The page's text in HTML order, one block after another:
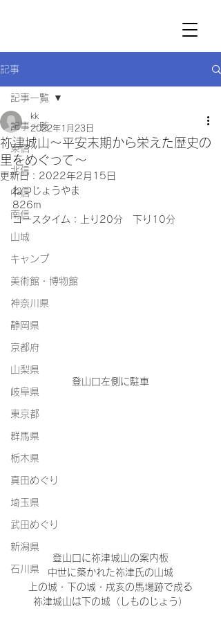
記事
記事一覧
東信
北信
中信
南信
山城
キャンプ
美術館・博物館
神奈川県
静岡県
京都府
山梨県
岐阜県
東京都
群馬県
栃木県
真田めぐり
埼玉県
武田めぐり
新潟県
石川県
記事一覧
祢津城山～平安末期から栄えた歴史の
里をめぐって～
kk
2022年1月23日
更新日： 2022年2月15日
ねつじょうやま
826m
コースタイム：上り20分　下り10分
登山口左側に駐車
登山口に祢津城山の案内板
中世に築かれた祢津氏の山城
上の城・下の城・戌亥の馬場跡で成る
祢津城山は下の城（しものじょう）